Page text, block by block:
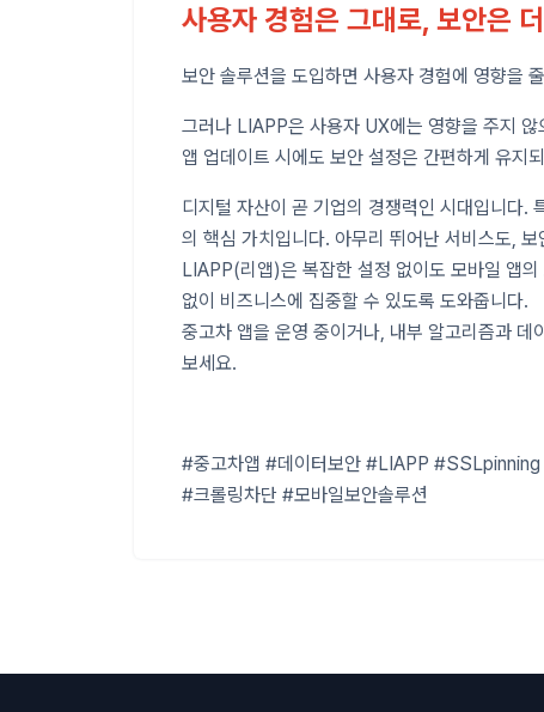
사용자 경험은 그대로, 보안은
보안 솔루션을 도입하면 사용자 경험에 영향을
그러나 LIAPP은 사용자 UX에는 영향을 주지
앱 업데이트 시에도 보안 설정은 간편하게 유지
디지털 자산이 곧 기업의 경쟁력인 시대입니다.
의 핵심 가치입니다. 아무리 뛰어난 서비스도,
LIAPP(리앱)은 복잡한 설정 없이도 모바일 앱
없이 비즈니스에 집중할 수 있도록 도와줍니다.
중고차 앱을 운영 중이거나, 내부 알고리즘과
보세요.
#중고차앱 #데이터보안 #LIAPP #SSLpinning
#크롤링차단 #모바일보안솔루션